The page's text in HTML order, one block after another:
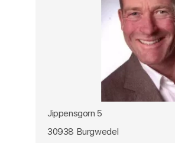
Jippensgorn 5
30938 Burgwedel